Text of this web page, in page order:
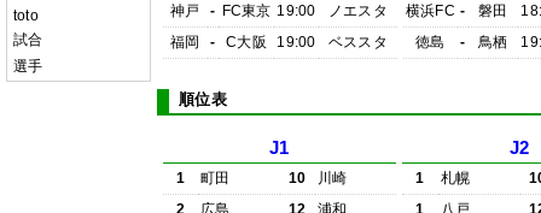
toto
試合
選手
神戸
- FC東京 19:00
ノエスタ
福岡
- C大阪 19:00 ベススタ
横浜FC - 磐田
徳島
- 鳥栖
順位表
J1
1 町田 10
川崎
2
広島 12
浦和
J2
1 札幌
1
八戸